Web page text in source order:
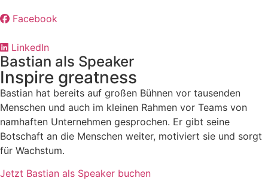
Facebook
LinkedIn
Bastian als Speaker
Inspire greatness
Bastian hat bereits auf großen Bühnen vor tausenden
Menschen und auch im kleinen Rahmen vor Teams von
namhaften Unternehmen gesprochen. Er gibt seine
Botschaft an die Menschen weiter, motiviert sie und sorgt
für Wachstum.
Jetzt Bastian als Speaker buchen